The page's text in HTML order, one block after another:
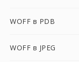
WOFF в PDB
WOFF в JPEG